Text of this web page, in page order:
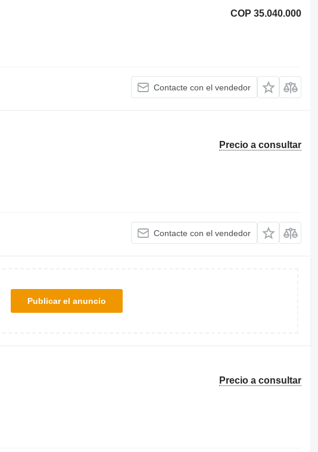
COP 35.040.000
Contacte con el vendedor
Precio a consultar
Contacte con el vendedor
Publicar el anuncio
Precio a consultar